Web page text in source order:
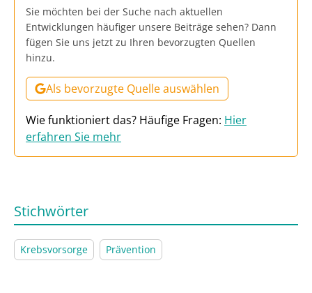
Sie möchten bei der Suche nach aktuellen
Entwicklungen häufiger unsere Beiträge sehen? Dann
fügen Sie uns jetzt zu Ihren bevorzugten Quellen
hinzu.
Als bevorzugte Quelle auswählen
Wie funktioniert das? Häufige Fragen: Hier
erfahren Sie mehr
Stichwörter
Krebsvorsorge Prävention